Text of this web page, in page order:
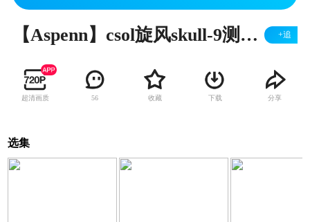
【Aspenn】csol旋风skull-9测评视频 +追
超清画质 56 收藏 下载 分享
选集